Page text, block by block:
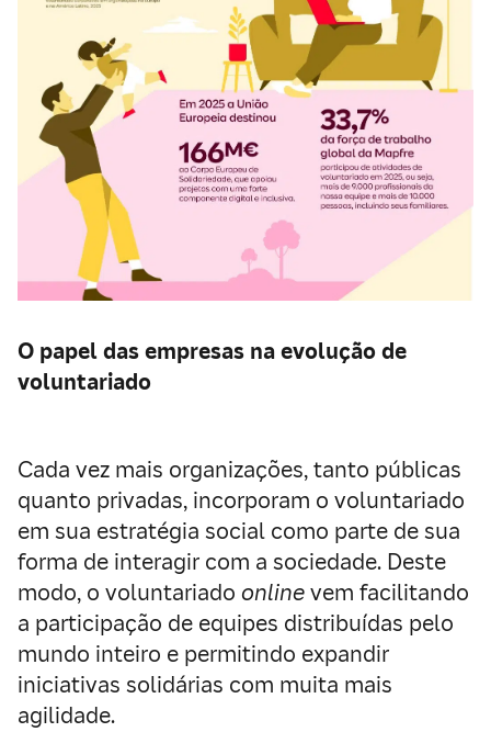
O papel das empresas na evolução de
voluntariado
Cada vez mais organizações, tanto públicas
quanto privadas, incorporam o voluntariado
em sua estratégia social como parte de sua
forma de interagir com a sociedade. Deste
modo, o voluntariado onlinevem facilitando
a participação de equipes distribuídas pelo
mundo inteiro e permitindo expandir
iniciativas solidárias com muita mais
agilidade.